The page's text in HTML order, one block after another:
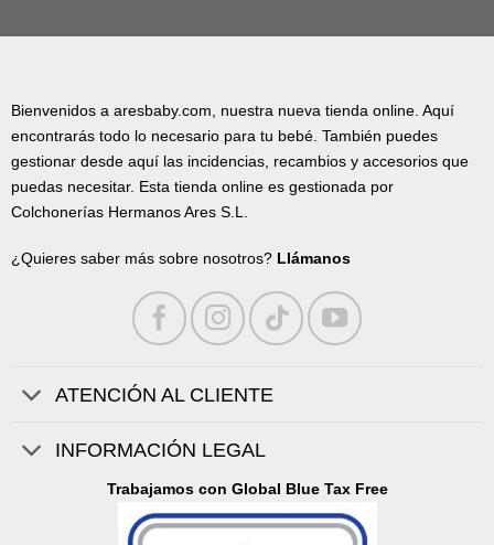
Bienvenidos a aresbaby.com, nuestra nueva tienda online. Aquí
encontrarás todo lo necesario para tu bebé. También puedes
gestionar desde aquí las incidencias, recambios y accesorios que
puedas necesitar. Esta tienda online es gestionada por
Colchonerías Hermanos Ares S.L.
¿Quieres saber más sobre nosotros? Llámanos
ATENCIÓN AL CLIENTE
INFORMACIÓN LEGAL
Trabajamos con Global Blue Tax Free